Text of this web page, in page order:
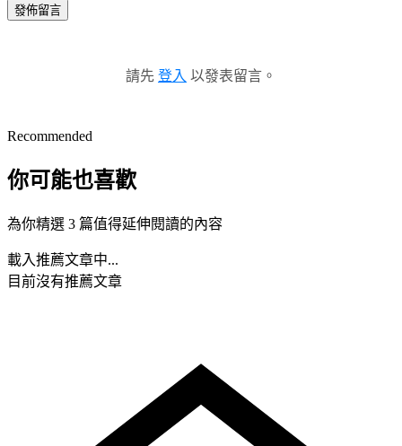
發佈留言
請先 登入 以發表留言。
Recommended
你可能也喜歡
為你精選 3 篇值得延伸閱讀的內容
載入推薦文章中...
目前沒有推薦文章